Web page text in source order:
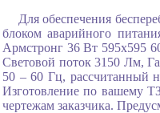
Для обеспечения
блоком аварийного
Армстронг 36 Вт 595x595
Световой поток 3150 Лм,
50 – 60 Гц, рассчитанный
Изготовление по вашему
чертежам заказчика.